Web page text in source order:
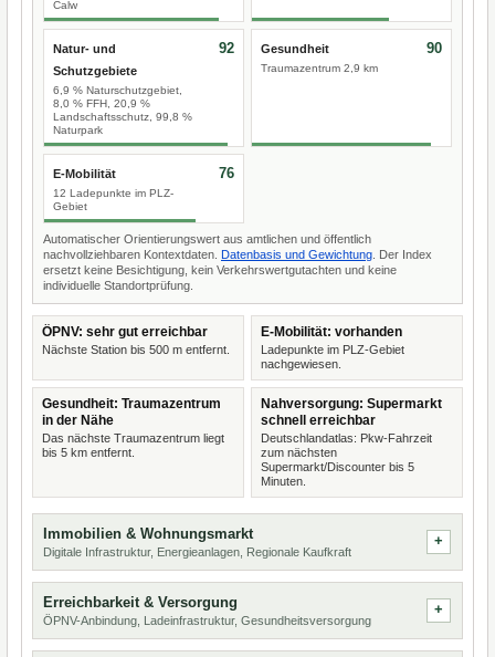
Calw
Natur- und
Schutzgebiete
6,9 % Naturschutzgebiet,
8,0 % FFH, 20,9 %
Landschaftsschutz, 99,8 %
Naturpark
92 Gesundheit
Traumazentrum 2,9 km
90
E-Mobilität
12 Ladepunkte im PLZ-
Gebiet
76
Automatischer Orientierungswert aus amtlichen und öffentlich
nachvollziehbaren Kontextdaten. Datenbasis und Gewichtung . Der Index
ersetzt keine Besichtigung, kein Verkehrswertgutachten und keine
individuelle Standortprüfung.
ÖPNV: sehr gut erreichbar
Nächste Station bis 500 m entfernt.
E-Mobilität: vorhanden
Ladepunkte im PLZ-Gebiet
nachgewiesen.
Gesundheit: Traumazentrum
in der Nähe
Das nächste Traumazentrum liegt
bis 5 km entfernt.
Nahversorgung: Supermarkt
schnell erreichbar
Deutschlandatlas: Pkw-Fahrzeit
zum nächsten
Supermarkt/Discounter bis 5
Minuten.
Immobilien & Wohnungsmarkt
Digitale Infrastruktur, Energieanlagen, Regionale Kaufkraft
Erreichbarkeit & Versorgung
ÖPNV-Anbindung, Ladeinfrastruktur, Gesundheitsversorgung